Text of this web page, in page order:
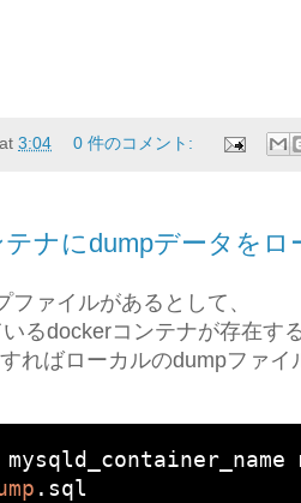
at 3:04 0 件のコメント:
ナにdumpデータをロ
ァイルがあるとして、
るdockerコンテナが存在す
ればローカルのdumpファイ
. sql